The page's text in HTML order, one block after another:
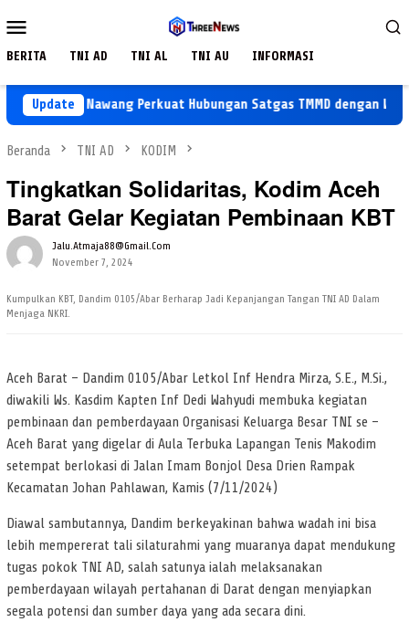
ke
Mobile
BERITA TNI AD TNI AL TNI AU INFORMASI
Update
Agus Nawang Perkuat Hubungan Satgas TMMD dengan Warga
Beranda TNI AD KODIM
Tingkatkan Solidaritas, Kodim Aceh
Barat Gelar Kegiatan Pembinaan KBT
Jalu.atmaja88@gmail.com
November 7, 2024
Kumpulkan KBT, Dandim 0105/Abar Berharap Jadi Kepanjangan Tangan TNI AD Dalam
Menjaga NKRI.
Aceh Barat – Dandim 0105/Abar Letkol Inf Hendra Mirza, S.E., M.Si.,
diwakili Ws. Kasdim Kapten Inf Dedi Wahyudi membuka kegiatan
pembinaan dan pemberdayaan Organisasi Keluarga Besar TNI se –
Aceh Barat yang digelar di Aula Terbuka Lapangan Tenis Makodim
setempat berlokasi di Jalan Imam Bonjol Desa Drien Rampak
Kecamatan Johan Pahlawan, Kamis (7/11/2024)
Diawal sambutannya, Dandim berkeyakinan bahwa wadah ini bisa
lebih mempererat tali silaturahmi yang muaranya dapat mendukung
tugas pokok TNI AD, salah satunya ialah melaksanakan
pemberdayaan wilayah pertahanan di Darat dengan menyiapkan
segala potensi dan sumber daya yang ada secara dini.